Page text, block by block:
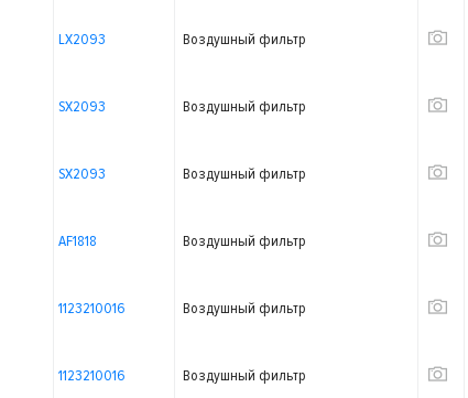
LX2093 Воздушный фильтр
SX2093 Воздушный фильтр
SX2093 Воздушный фильтр
AF1818 Воздушный фильтр
1123210016 Воздушный фильтр
1123210016 Воздушный фильтр